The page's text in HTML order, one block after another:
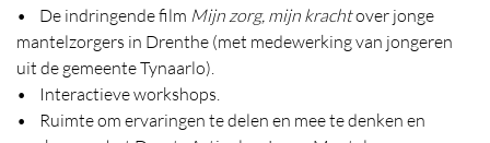
• De indringende film Mijn zorg, mijn krachtover jonge
mantelzorgers in Drenthe (met medewerking van jongeren
uit de gemeente Tynaarlo).
• Interactieve workshops.
• Ruimte om ervaringen te delen en mee te denken en